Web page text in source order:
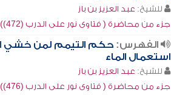
للشيخ: عبد العزيز بن باز
جزء من محاضرة ( فتاوى نور على الدرب (472))
الفهرس: حكم التيمم لمن خشي
استعمال الماء
للشيخ: عبد العزيز بن باز
جزء من محاضرة ( فتاوى نور على الدرب (476))